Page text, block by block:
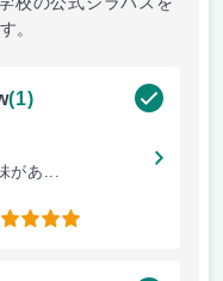
。
(1)
があ...